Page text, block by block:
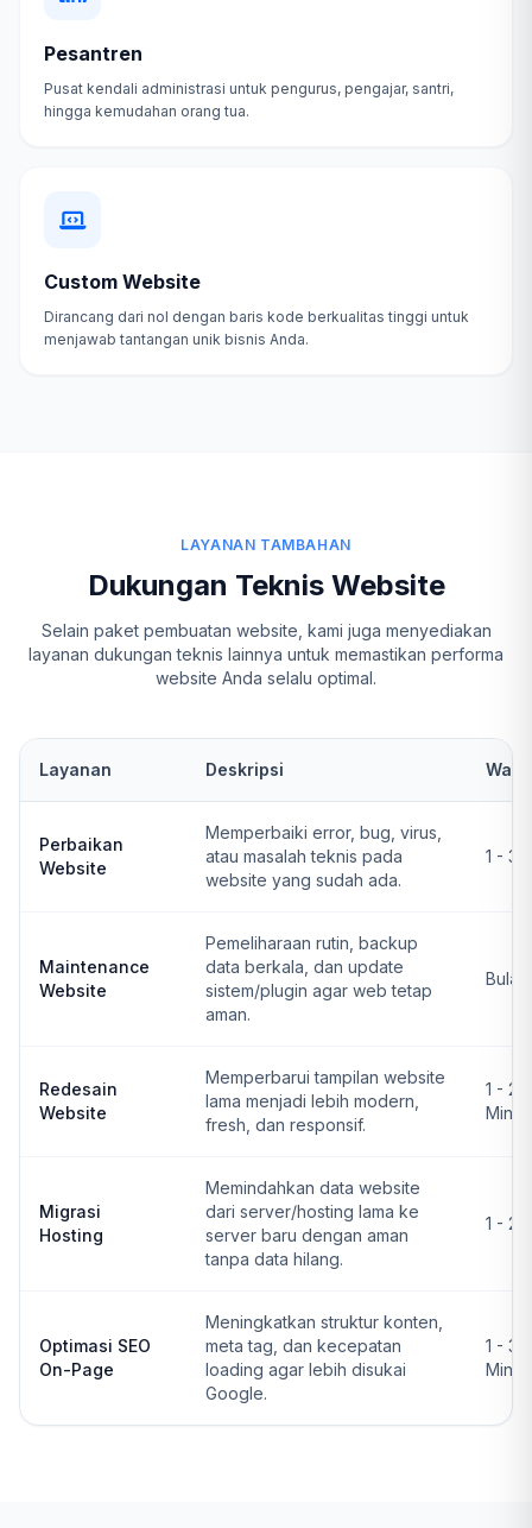
Pesantren
Pusat kendali administrasi untuk pengurus, pengajar, santri,
hingga kemudahan orang tua.
Custom Website
Dirancang dari nol dengan baris kode berkualitas tinggi untuk
menjawab tantangan unik bisnis Anda.
LAYANAN TAMBAHAN
Dukungan Teknis Website
Selain paket pembuatan website, kami juga menyediakan
layanan dukungan teknis lainnya untuk memastikan performa
website Anda selalu optimal.
Layanan Deskripsi
Perbaikan
Website
Memperbaiki error, bug, virus,
atau masalah teknis pada
website yang sudah ada.
1 - 3
Maintenance
Website
Pemeliharaan rutin, backup
data berkala, dan update
sistem/plugin agar web tetap
aman.
Redesain
Website
Memperbarui tampilan website
lama menjadi lebih modern,
fresh, dan responsif.
1 - 2
Migrasi
Hosting
Memindahkan data website
dari server/hosting lama ke
server baru dengan aman
tanpa data hilang.
1 - 2
Optimasi SEO
On-Page
Meningkatkan struktur konten,
meta tag, dan kecepatan
loading agar lebih disukai
Google.
1 - 3